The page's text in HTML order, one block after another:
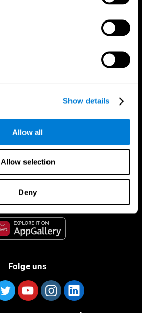
Show details
Allow all
Allow selection
Deny
CogniFit App
Folge uns